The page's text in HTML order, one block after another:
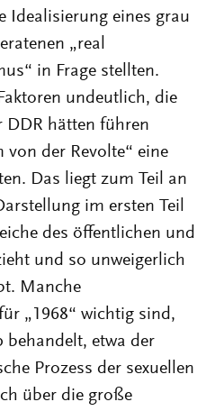
Idealisierung eines grau
„real
in Frage stellten.
undeutlich, die
DDR hätten führen
der Revolte“ eine
Das liegt zum Teil an
im ersten Teil
des öffentlichen und
und so unweigerlich
Manche
„1968“ wichtig sind,
behandelt, etwa der
Prozess der sexuellen
über die große